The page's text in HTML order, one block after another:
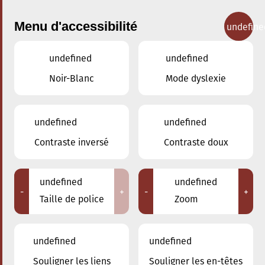
Concerts
Adresse
Menu d'accessibilité
undefined
Noir-Blanc
undefined
Mode dyslexie
undefined
Contraste inversé
undefined
Contraste doux
-
undefined
Taille de police
+ -
undefined
Zoom
+
undefined
Souligner les liens
undefined
Souligner les en-têtes